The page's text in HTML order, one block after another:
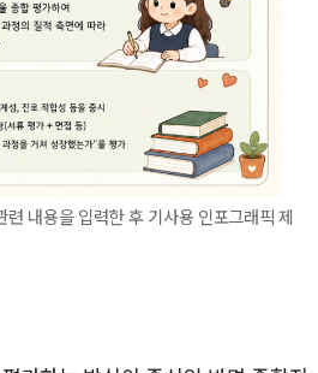
내용을 입력한 후 기사용 인포그래픽 제